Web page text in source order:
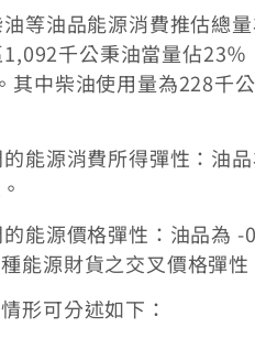
等油品能源消費推估總
千公秉油當量佔23
其中柴油使用量為228千
能源消費所得彈性：油
能源價格彈性：油品為
能源財貨之交叉價格彈
形可分述如下：